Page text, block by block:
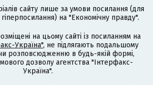
сайту лише за умови посилання (для
на "Економічну правду".
на цьому сайті із посиланням на
Україна", не підлягають подальшому
розповсюдженню в будь-якій формі,
дозволу агентства "Інтерфакс-
Україна".